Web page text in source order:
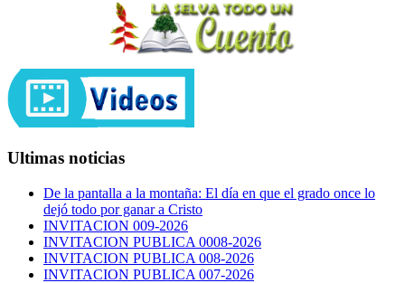
Ultimas noticias
De la pantalla a la montaña: El día en que el grado once lo
dejó todo por ganar a Cristo
INVITACION 009-2026
INVITACION PUBLICA 0008-2026
INVITACION PUBLICA 008-2026
INVITACION PUBLICA 007-2026